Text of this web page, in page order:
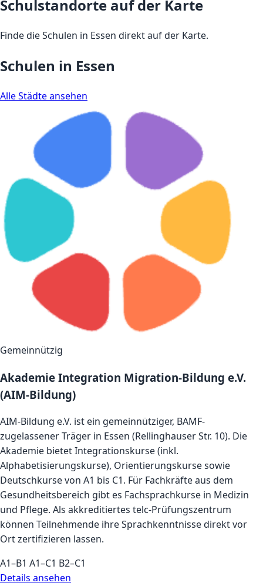
Schulstandorte auf der Karte
Finde die Schulen in Essen direkt auf der Karte.
Schulen in Essen
Alle Städte ansehen
Gemeinnützig
Akademie Integration Migration-Bildung e.V.
(AIM-Bildung)
AIM-Bildung e.V. ist ein gemeinnütziger, BAMF-
zugelassener Träger in Essen (Rellinghauser Str. 10). Die
Akademie bietet Integrationskurse (inkl.
Alphabetisierungskurse), Orientierungskurse sowie
Deutschkurse von A1 bis C1. Für Fachkräfte aus dem
Gesundheitsbereich gibt es Fachsprachkurse in Medizin
und Pflege. Als akkreditiertes telc-Prüfungszentrum
können Teilnehmende ihre Sprachkenntnisse direkt vor
Ort zertifizieren lassen.
A1–B1 A1–C1 B2–C1
Details ansehen